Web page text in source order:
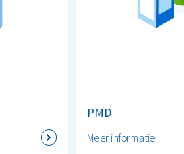
PMD
Meer informatie